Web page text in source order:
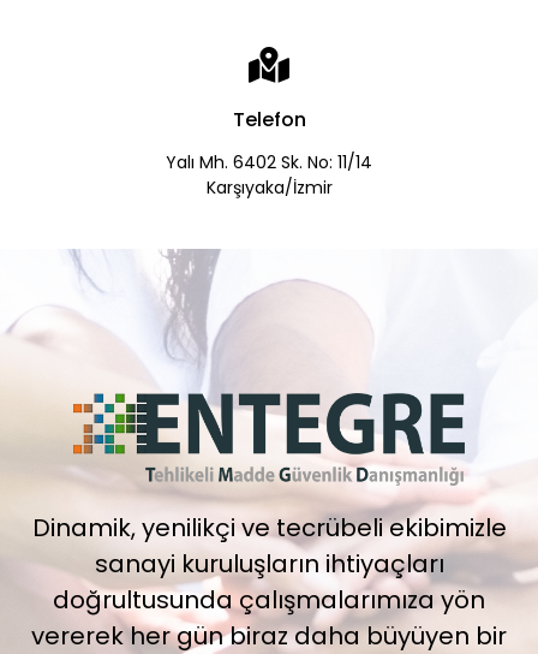
Telefon
Yalı Mh. 6402 Sk. No: 11/14
Karşıyaka/İzmir
Dinamik, yenilikçi ve tecrübeli ekibimizle
sanayi kuruluşların ihtiyaçları
doğrultusunda çalışmalarımıza yön
vererek her gün biraz daha büyüyen bir